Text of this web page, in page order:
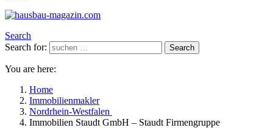
Search
Search for:
Search
You are here:
Home
Immobilienmakler
Nordrhein-Westfalen
Immobilien Staudt GmbH – Staudt Firmengruppe